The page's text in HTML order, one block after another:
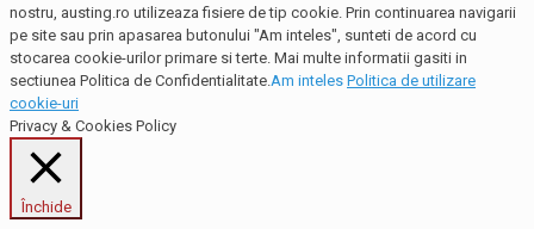
nostru, austing.ro utilizeaza fisiere de tip cookie. Prin continuarea navigarii
pe site sau prin apasarea butonului "Am inteles", sunteti de acord cu
stocarea cookie-urilor primare si terte. Mai multe informatii gasiti in
sectiunea Politica de Confidentialitate. Am inteles Politica de utilizare
cookie-uri
Privacy & Cookies Policy
Închide